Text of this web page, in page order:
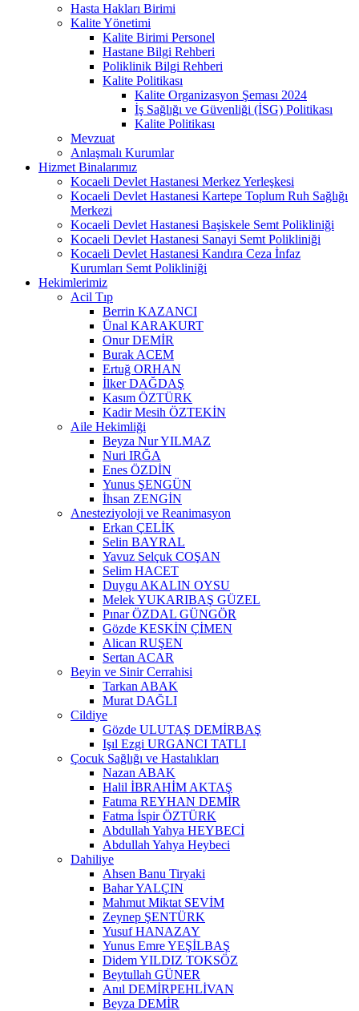
Hasta Hakları Birimi
Kalite Yönetimi
Kalite Birimi Personel
Hastane Bilgi Rehberi
Poliklinik Bilgi Rehberi
Kalite Politikası
Kalite Organizasyon Şeması 2024
İş Sağlığı ve Güvenliği (İSG) Politikası
Kalite Politikası
Mevzuat
Anlaşmalı Kurumlar
Hizmet Binalarımız
Kocaeli Devlet Hastanesi Merkez Yerleşkesi
Kocaeli Devlet Hastanesi Kartepe Toplum Ruh Sağlığı
Merkezi
Kocaeli Devlet Hastanesi Başiskele Semt Polikliniği
Kocaeli Devlet Hastanesi Sanayi Semt Polikliniği
Kocaeli Devlet Hastanesi Kandıra Ceza İnfaz
Kurumları Semt Polikliniği
Hekimlerimiz
Acil Tıp
Berrin KAZANCI
Ünal KARAKURT
Onur DEMİR
Burak ACEM
Ertuğ ORHAN
İlker DAĞDAŞ
Kasım ÖZTÜRK
Kadir Mesih ÖZTEKİN
Aile Hekimliği
Beyza Nur YILMAZ
Nuri IRĞA
Enes ÖZDİN
Yunus ŞENGÜN
İhsan ZENGİN
Anesteziyoloji ve Reanimasyon
Erkan ÇELİK
Selin BAYRAL
Yavuz Selçuk COŞAN
Selim HACET
Duygu AKALIN OYSU
Melek YUKARIBAŞ GÜZEL
Pınar ÖZDAL GÜNGÖR
Gözde KESKİN ÇİMEN
Alican RUŞEN
Sertan ACAR
Beyin ve Sinir Cerrahisi
Tarkan ABAK
Murat DAĞLI
Cildiye
Gözde ULUTAŞ DEMİRBAŞ
Işıl Ezgi URGANCI TATLI
Çocuk Sağlığı ve Hastalıkları
Nazan ABAK
Halil İBRAHİM AKTAŞ
Fatıma REYHAN DEMİR
Fatma İspir ÖZTÜRK
Abdullah Yahya HEYBECİ
Abdullah Yahya Heybeci
Dahiliye
Ahsen Banu Tiryaki
Bahar YALÇIN
Mahmut Miktat SEVİM
Zeynep ŞENTÜRK
Yusuf HANAZAY
Yunus Emre YEŞİLBAŞ
Didem YILDIZ TOKSÖZ
Beytullah GÜNER
Anıl DEMİRPEHLİVAN
Beyza DEMİR